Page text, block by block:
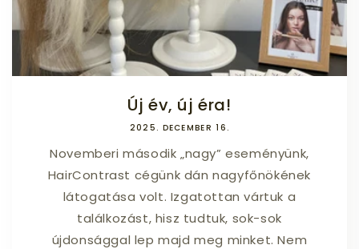
Új év, új éra!
2025. DECEMBER 16.
Novemberi második „nagy” eseményünk,
HairContrast cégünk dán nagyfőnökének
látogatása volt. Izgatottan vártuk a
találkozást, hisz tudtuk, sok-sok
újdonsággal lep majd meg minket. Nem